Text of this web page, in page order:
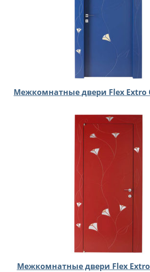
Межкомнатные двери Flex Extro
Межкомнатные двери Flex Extro